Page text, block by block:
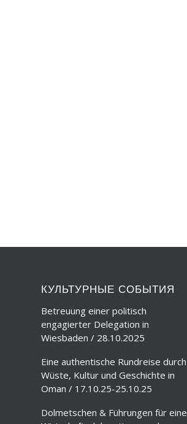
КУЛЬТУРНЫЕ СОБЫТИЯ
Betreuung einer politisch
engagierter Delegation in
Wiesbaden / 28.10.2025
Eine authentische Rundreise durch
Wüste, Kultur und Geschichte in
Oman / 17.10.25-25.10.25
Dolmetschen & Führungen für eine